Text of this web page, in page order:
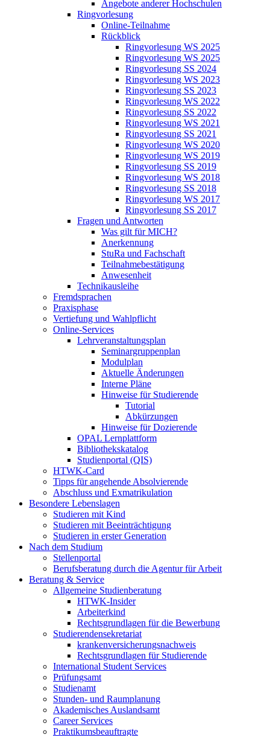
Angebote anderer Hochschulen
Ringvorlesung
Online-Teilnahme
Rückblick
Ringvorlesung WS 2025
Ringvorlesung WS 2025
Ringvorlesung SS 2024
Ringvorlesung WS 2023
Ringvorlesung SS 2023
Ringvorlesung WS 2022
Ringvorlesung SS 2022
Ringvorlesung WS 2021
Ringvorlesung SS 2021
Ringvorlesung WS 2020
Ringvorlesung WS 2019
Ringvorlesung SS 2019
Ringvorlesung WS 2018
Ringvorlesung SS 2018
Ringvorlesung WS 2017
Ringvorlesung SS 2017
Fragen und Antworten
Was gilt für MICH?
Anerkennung
StuRa und Fachschaft
Teilnahmebestätigung
Anwesenheit
Technikausleihe
Fremdsprachen
Praxisphase
Vertiefung und Wahlpflicht
Online-Services
Lehrveranstaltungsplan
Seminargruppenplan
Modulplan
Aktuelle Änderungen
Interne Pläne
Hinweise für Studierende
Tutorial
Abkürzungen
Hinweise für Dozierende
OPAL Lernplattform
Bibliothekskatalog
Studienportal (QIS)
HTWK-Card
Tipps für angehende Absolvierende
Abschluss und Exmatrikulation
Besondere Lebenslagen
Studieren mit Kind
Studieren mit Beeinträchtigung
Studieren in erster Generation
Nach dem Studium
Stellenportal
Berufsberatung durch die Agentur für Arbeit
Beratung & Service
Allgemeine Studienberatung
HTWK-Insider
Arbeiterkind
Rechtsgrundlagen für die Bewerbung
Studierendensekretariat
krankenversicherungsnachweis
Rechtsgrundlagen für Studierende
International Student Services
Prüfungsamt
Studienamt
Stunden- und Raumplanung
Akademisches Auslandsamt
Career Services
Praktikumsbeauftragte